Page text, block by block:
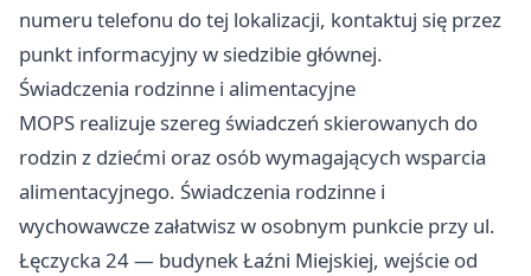
numeru telefonu do tej lokalizacji, kontaktuj się przez
punkt informacyjny w siedzibie głównej.
Świadczenia rodzinne i alimentacyjne
MOPS realizuje szereg świadczeń skierowanych do
rodzin z dziećmi oraz osób wymagających wsparcia
alimentacyjnego. Świadczenia rodzinne i
wychowawcze załatwisz w osobnym punkcie przy ul.
Łęczycka 24 — budynek Łaźni Miejskiej, wejście od